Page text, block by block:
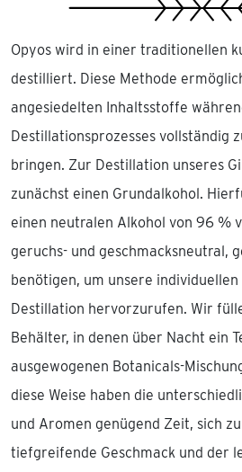
Opyos wird in einer traditionellen
destilliert. Diese Methode
angesiedelten Inhaltsstoffe
Destillationsprozesses vollständig
bringen. Zur Destillation unseres
zunächst einen Grundalkohol.
einen neutralen Alkohol von 96 %
geruchs- und geschmacksneutral,
benötigen, um unsere
Destillation hervorzurufen. Wir
Behälter, in denen über Nacht ein
ausgewogenen Botanicals-
diese Weise haben die
und Aromen genügend Zeit, sich
tiefgreifende Geschmack und der